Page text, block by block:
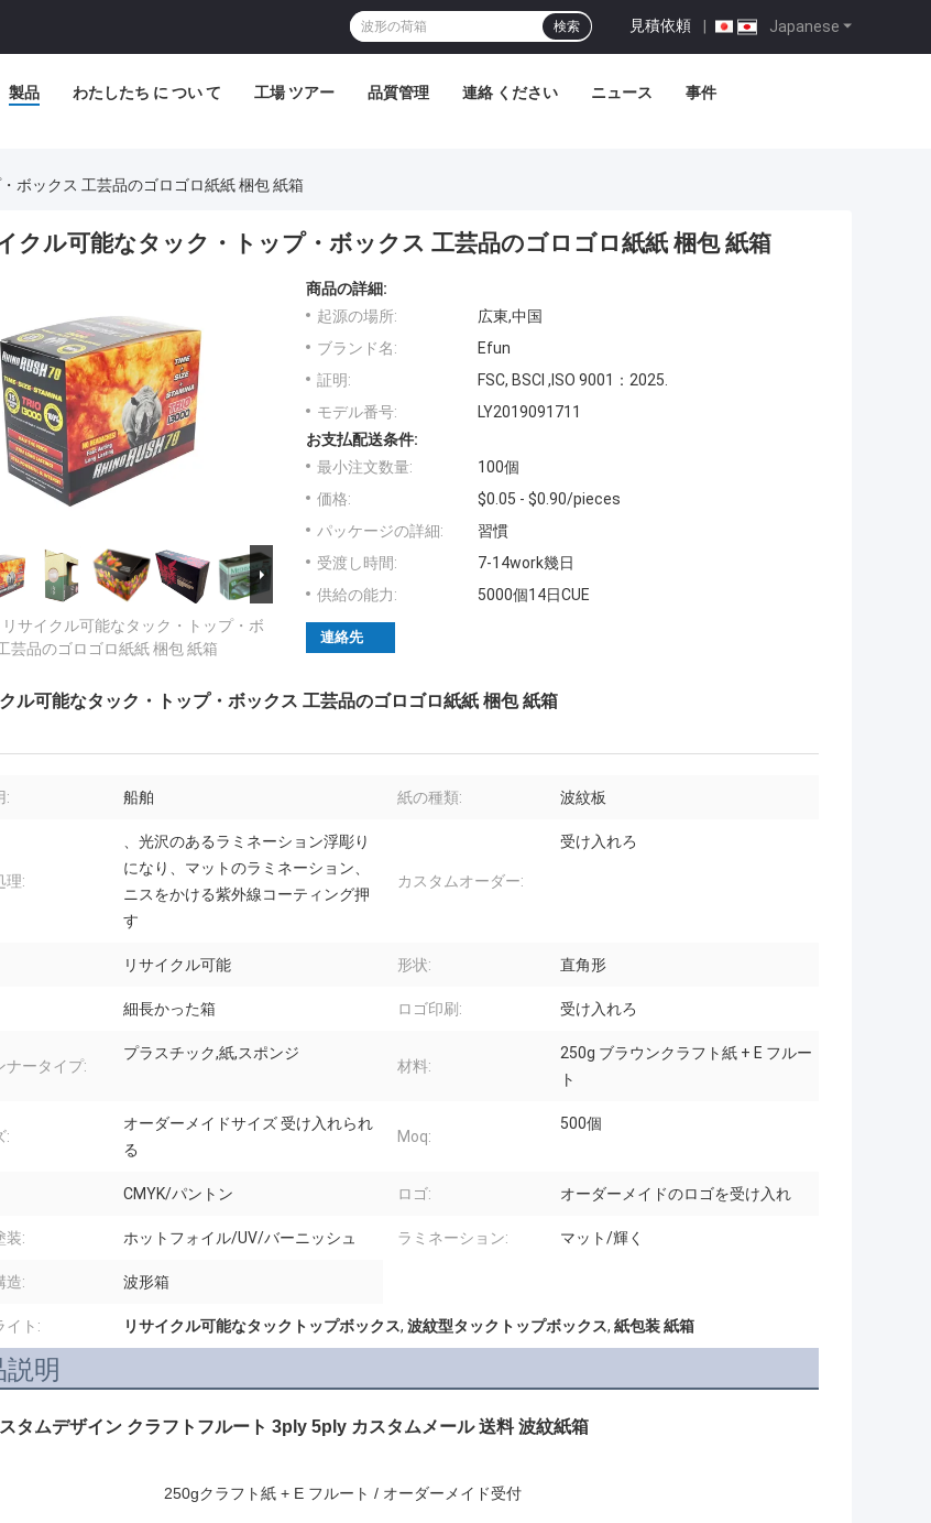
Japanese
見積依頼 |
検索
製品 わたしたち に つい て 工場 ツアー 品質管理 連絡 ください ニュース 事件
ボックス 工芸品のゴロゴロ紙紙 梱包 紙箱
クル可能なタック・トップ・ボックス 工芸品のゴロゴロ紙紙 梱包 紙箱
リサイクル可能なタック・トップ・ボ
芸品のゴロゴロ紙紙 梱包 紙箱
商品の詳細:
起源の場所:
広東,中国
ブランド名:
Efun
証明:
FSC, BSCI ,ISO 9001：2025.
モデル番号:
LY2019091711
お支払配送条件:
最小注文数量:
100個
価格:
$0.05 - $0.90/pieces
パッケージの詳細:
習慣
受渡し時間:
7-14work幾日
供給の能力:
5000個14日CUE
連絡先
ル可能なタック・トップ・ボックス 工芸品のゴロゴロ紙紙 梱包 紙箱
: 船舶 紙の種類: 波紋板
理:
、光沢のあるラミネーション浮彫り
になり、マットのラミネーション、
ニスをかける紫外線コーティング押
す
カスタムオーダー:
受け入れろ
リサイクル可能 形状: 直角形
細長かった箱 ロゴ印刷: 受け入れろ
ナータイプ:
プラスチック,紙,スポンジ
材料:
250g ブラウンクラフト紙 + E フルー
ト
:
オーダーメイドサイズ 受け入れられ
る
Moq:
500個
CMYK/パントン ロゴ: オーダーメイドのロゴを受け入れ
装: ホットフォイル/UV/バーニッシュ ラミネーション: マット/輝く
造: 波形箱
イト: リサイクル可能なタックトップボックス, 波紋型タックトップボックス, 紙包装 紙箱
明
タムデザイン クラフトフルート 3ply 5ply カスタムメール 送料 波紋紙箱
250gクラフト紙 + E フルート / オーダーメイド受付